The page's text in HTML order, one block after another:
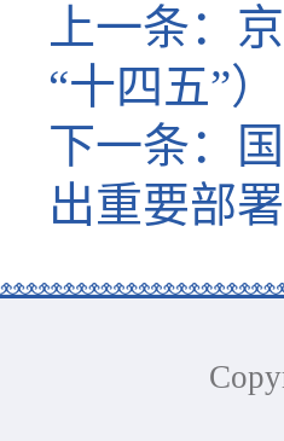
上一条：
“十四五”）
下一条：
出重要部署